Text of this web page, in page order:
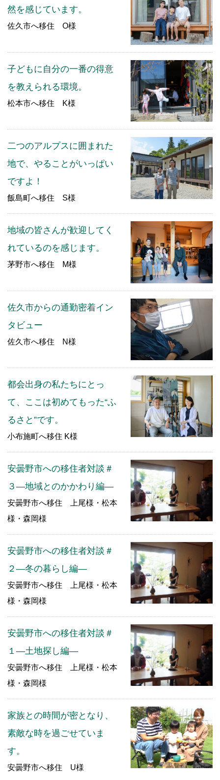
然を感じています。
佐久市へ移住 O様
子どもに自分の一番の得意
を教えられる環境。
松本市へ移住 K様
二つのアルプスに囲まれた
地で、やることがいっぱい
ですよ！
飯島町へ移住 S様
地域の皆さんが歓迎してく
れているのを感じます。
茅野市へ移住 M様
佐久市からの通勤密着イン
タビュー
佐久市へ移住 N様
都会出身の私たちにとっ
て、ここは初めてもった“ふ
るさと”です。
小布施町へ移住 K様
安曇野市への移住者対談＃
３―地域とのかかわり編―
安曇野市へ移住 上尾様・松本
様・森岡様
安曇野市への移住者対談＃
２―冬の暮らし編―
安曇野市へ移住 上尾様・松本
様・森岡様
安曇野市への移住者対談＃
１―土地探し編―
安曇野市へ移住 上尾様・松本
様・森岡様
家族との時間が密となり、
素敵な時を過ごせていま
す。
安曇野市へ移住 U様